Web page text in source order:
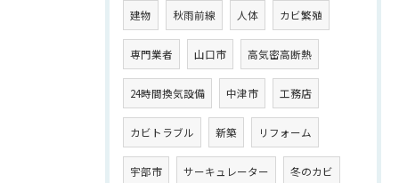
建物 秋雨前線 人体 カビ繁殖
専門業者 山口市 高気密高断熱
24時間換気設備 中津市 工務店
カビトラブル 新築 リフォーム
宇部市 サーキュレーター 冬のカビ